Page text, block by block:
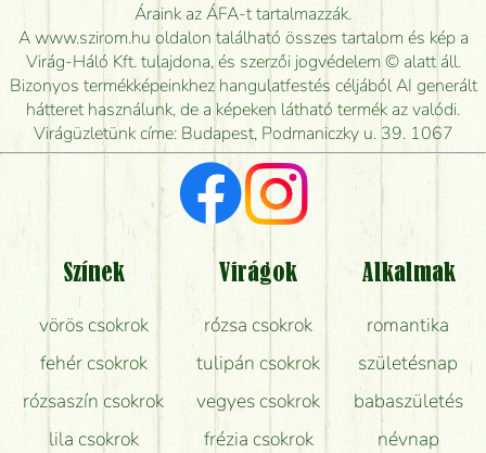
Áraink az ÁFA-t tartalmazzák.
A www.szirom.hu oldalon található összes tartalom és kép a
Virág-Háló Kft. tulajdona, és szerzői jogvédelem © alatt áll.
Bizonyos termékképeinkhez hangulatfestés céljából AI generált
hátteret használunk, de a képeken látható termék az valódi.
Virágüzletünk címe: Budapest, Podmaniczky u. 39. 1067
Színek
vörös csokrok
fehér csokrok
rózsaszín csokrok
lila csokrok
Virágok
rózsa csokrok
tulipán csokrok
vegyes csokrok
frézia csokrok
Alkalmak
romantika
születésnap
babaszületés
névnap